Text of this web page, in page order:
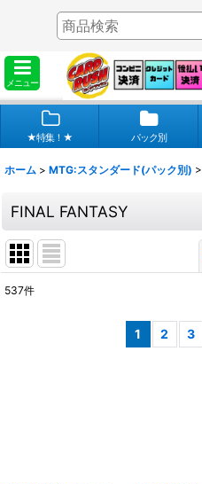
メニュー
★特集！★ パック別
ホーム > MTG:スタンダード(パック別) >
FINAL FANTASY
537件
1 2 3